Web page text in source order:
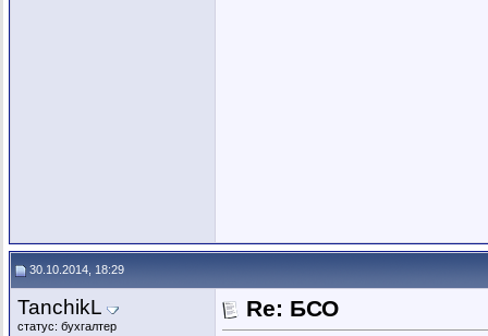
30.10.2014, 18:29
TanchikL
статус: бухгалтер
Re: БСО